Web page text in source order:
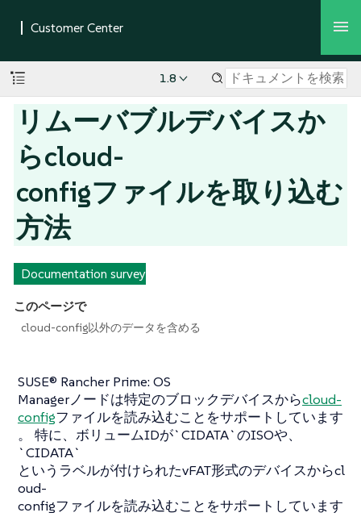
1.8
リムーバブルデバイスか
らcloud-
configファイルを取り込む
方法
Documentation survey
このページで
cloud-config以外のデータを含める
SUSE® Rancher Prime: OS
Managerノードは特定のブロックデバイスからcloud-
configファイルを読み込むことをサポートしています
。 特に、ボリュームIDが`CIDATA`のISOや、
`CIDATA`
というラベルが付けられたvFAT形式のデバイスからcl
oud-
configファイルを読み込むことをサポートしています